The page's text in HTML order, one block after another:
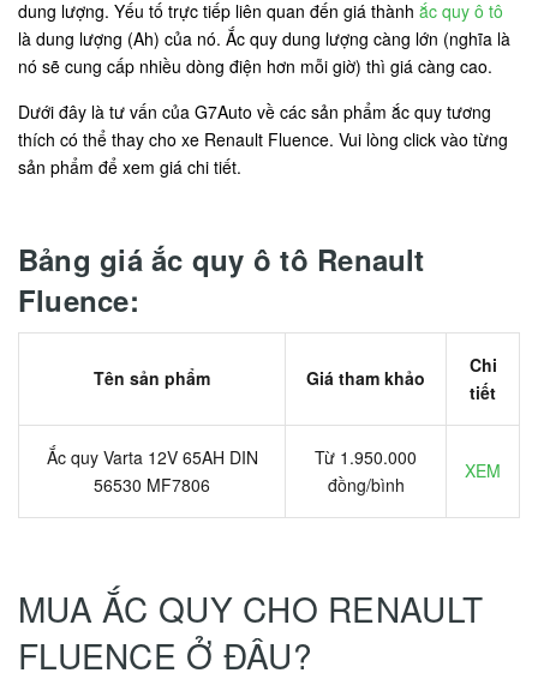
dung lượng. Yếu tố trực tiếp liên quan đến giá thành ắc quy ô tô
là dung lượng (Ah) của nó. Ắc quy dung lượng càng lớn (nghĩa là
nó sẽ cung cấp nhiều dòng điện hơn mỗi giờ) thì giá càng cao.
Dưới đây là tư vấn của G7Auto về các sản phẩm ắc quy tương
thích có thể thay cho xe Renault Fluence. Vui lòng click vào từng
sản phẩm để xem giá chi tiết.
Bảng giá ắc quy ô tô Renault
Fluence:
Tên sản phẩm Giá tham khảo
Chi
tiết
Ắc quy Varta 12V 65AH DIN
56530 MF7806
Từ 1.950.000
đồng/bình
XEM
MUA ẮC QUY CHO RENAULT
FLUENCE Ở ĐÂU?